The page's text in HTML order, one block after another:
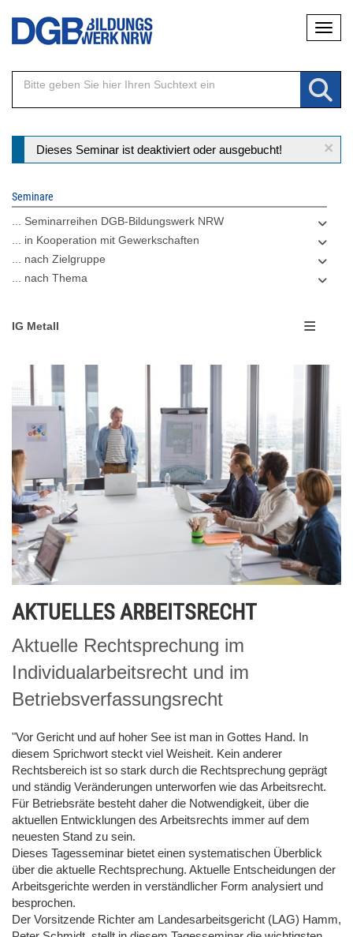
Direkt
Inhalt
×
Statusmeldung
Dieses Seminar ist deaktiviert oder ausgebucht!
Seminare
... Seminarreihen DGB-Bildungswerk NRW
... in Kooperation mit Gewerkschaften
... nach Zielgruppe
... nach Thema
IG Metall
AKTUELLES ARBEITSRECHT
Aktuelle Rechtsprechung im
Individualarbeitsrecht und im
Betriebsverfassungsrecht
"Vor Gericht und auf hoher See ist man in Gottes Hand. In
diesem Sprichwort steckt viel Weisheit. Kein anderer
Rechtsbereich ist so stark durch die Rechtsprechung geprägt
und ständig Veränderungen unterworfen wie das Arbeitsrecht.
Für Betriebsräte besteht daher die Notwendigkeit, über die
aktuellen Entwicklungen des Arbeitsrechts immer auf dem
neuesten Stand zu sein.
Dieses Tagesseminar bietet einen systematischen Überblick
über die aktuelle Rechtsprechung. Aktuelle Entscheidungen der
Arbeitsgerichte werden in verständlicher Form analysiert und
besprochen.
Der Vorsitzende Richter am Landesarbeitsgericht (LAG) Hamm,